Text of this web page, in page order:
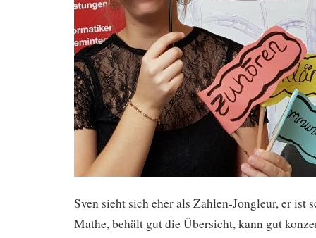
Sven sieht sich eher als Zahlen-Jongleur, er ist
Mathe, behält gut die Übersicht, kann gut